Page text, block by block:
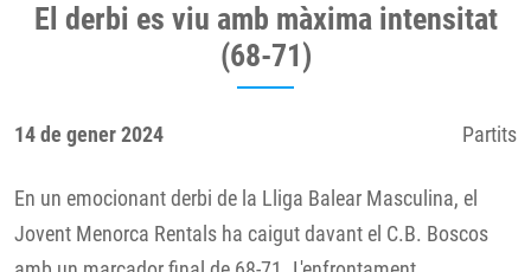
(68-71)
El derbi es viu amb màxima intensitat
(68-71)
14 de gener 2024 Partits
En un emocionant derbi de la Lliga Balear Masculina, el
Jovent Menorca Rentals ha caigut davant el C.B. Boscos